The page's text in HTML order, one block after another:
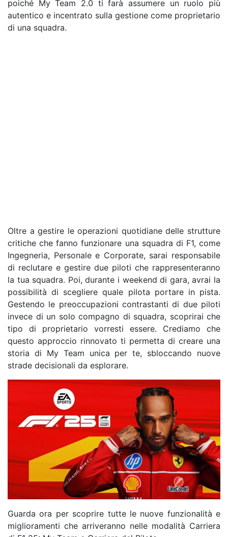
poiché My Team 2.0 ti farà assumere un ruolo più
autentico e incentrato sulla gestione come proprietario
di una squadra.
Oltre a gestire le operazioni quotidiane delle strutture
critiche che fanno funzionare una squadra di F1, come
Ingegneria, Personale e Corporate, sarai responsabile
di reclutare e gestire due piloti che rappresenteranno
la tua squadra. Poi, durante i weekend di gara, avrai la
possibilità di scegliere quale pilota portare in pista.
Gestendo le preoccupazioni contrastanti di due piloti
invece di un solo compagno di squadra, scoprirai che
tipo di proprietario vorresti essere. Crediamo che
questo approccio rinnovato ti permetta di creare una
storia di My Team unica per te, sbloccando nuove
strade decisionali da esplorare.
Guarda ora per scoprire tutte le nuove funzionalità e
miglioramenti che arriveranno nelle modalità Carriera